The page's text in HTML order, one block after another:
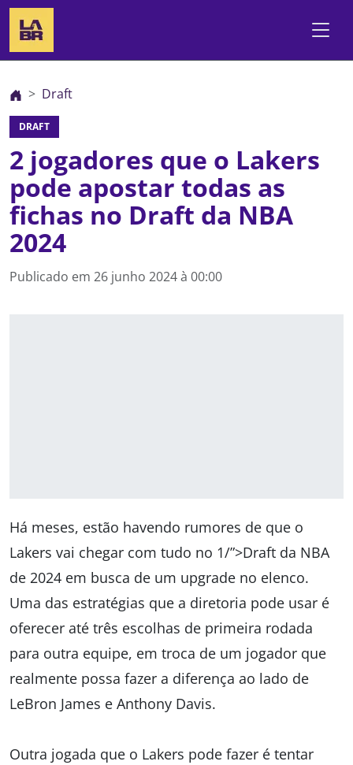
Draft
DRAFT
2 jogadores que o Lakers
pode apostar todas as
fichas no Draft da NBA
2024
Publicado em 26 junho 2024 à 00:00
Há meses, estão havendo rumores de que o
Lakers vai chegar com tudo no 1/”>Draft da NBA
de 2024 em busca de um upgrade no elenco.
Uma das estratégias que a diretoria pode usar é
oferecer até três escolhas de primeira rodada
para outra equipe, em troca de um jogador que
realmente possa fazer a diferença ao lado de
LeBron James e Anthony Davis.
Outra jogada que o Lakers pode fazer é tentar